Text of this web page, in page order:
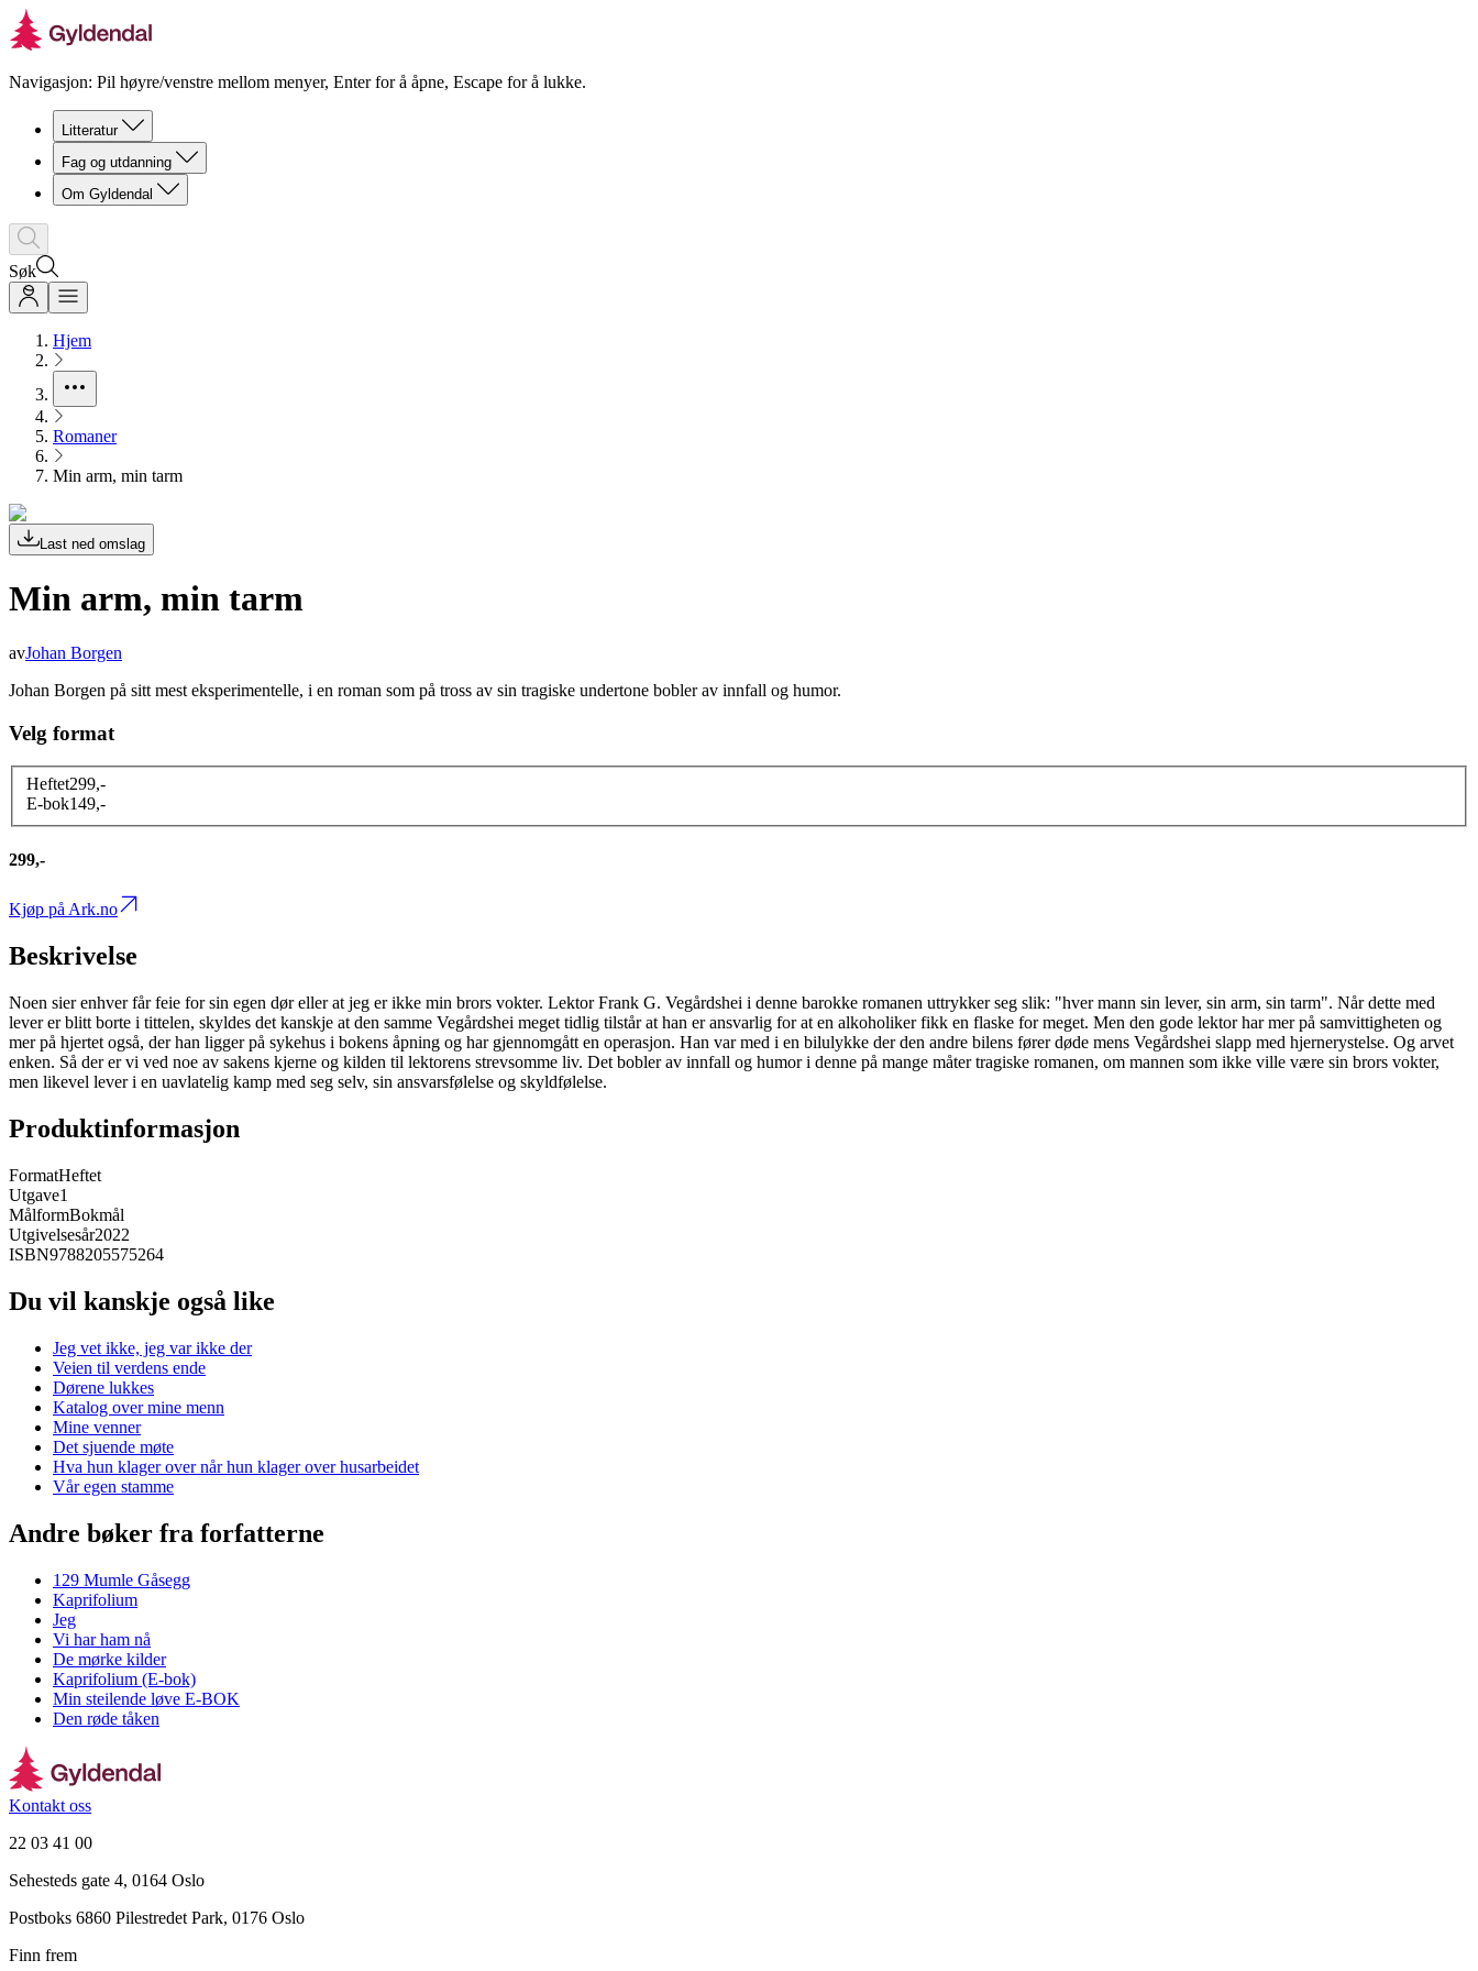
Navigasjon: Pil høyre/venstre mellom menyer, Enter for å åpne, Escape for å lukke.
Litteratur
Fag og utdanning
Om Gyldendal
Søk
Hjem
Romaner
Min arm, min tarm
Last ned omslag
Min arm, min tarm
avJohan Borgen
Johan Borgen på sitt mest eksperimentelle, i en roman som på tross av sin tragiske undertone bobler av innfall og humor.
Velg format
Heftet299,-
E-bok149,-
299,-
Kjøp på Ark.no
Beskrivelse
Noen sier enhver får feie for sin egen dør eller at jeg er ikke min brors vokter. Lektor Frank G. Vegårdshei i denne barokke romanen uttrykker seg slik: "hver mann sin lever, sin arm, sin tarm". Når dette med
lever er blitt borte i tittelen, skyldes det kanskje at den samme Vegårdshei meget tidlig tilstår at han er ansvarlig for at en alkoholiker fikk en flaske for meget. Men den gode lektor har mer på samvittigheten og
mer på hjertet også, der han ligger på sykehus i bokens åpning og har gjennomgått en operasjon. Han var med i en bilulykke der den andre bilens fører døde mens Vegårdshei slapp med hjernerystelse. Og arvet
enken. Så der er vi ved noe av sakens kjerne og kilden til lektorens strevsomme liv. Det bobler av innfall og humor i denne på mange måter tragiske romanen, om mannen som ikke ville være sin brors vokter,
men likevel lever i en uavlatelig kamp med seg selv, sin ansvarsfølelse og skyldfølelse.
Produktinformasjon
FormatHeftet
Utgave1
MålformBokmål
Utgivelsesår2022
ISBN9788205575264
Du vil kanskje også like
Jeg vet ikke, jeg var ikke der
Veien til verdens ende
Dørene lukkes
Katalog over mine menn
Mine venner
Det sjuende møte
Hva hun klager over når hun klager over husarbeidet
Vår egen stamme
Andre bøker fra forfatterne
129 Mumle Gåsegg
Kaprifolium
Jeg
Vi har ham nå
De mørke kilder
Kaprifolium (E-bok)
Min steilende løve E-BOK
Den røde tåken
Kontakt oss
22 03 41 00
Sehesteds gate 4, 0164 Oslo
Postboks 6860 Pilestredet Park, 0176 Oslo
Finn frem